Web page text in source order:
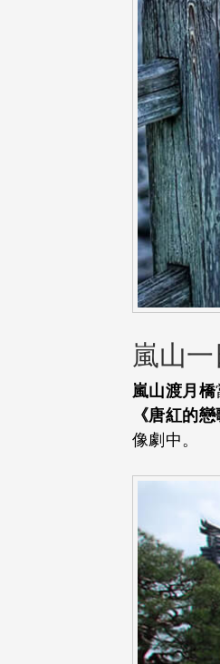
嵐山
嵐山渡月橋
《唐紅的
像劇中。